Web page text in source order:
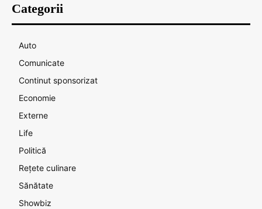
Categorii
Auto
Comunicate
Continut sponsorizat
Economie
Externe
Life
Politică
Rețete culinare
Sănătate
Showbiz